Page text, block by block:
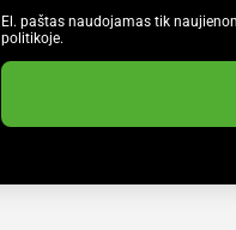
El. paštas naudojamas tik
politikoje.